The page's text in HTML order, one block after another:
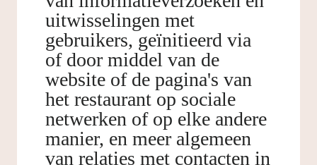
uitwisselingen met
gebruikers, geïnitieerd via
of door middel van de
website of de pagina's van
het restaurant op sociale
netwerken of op elke andere
manier, en meer algemeen
van relaties met contacten in